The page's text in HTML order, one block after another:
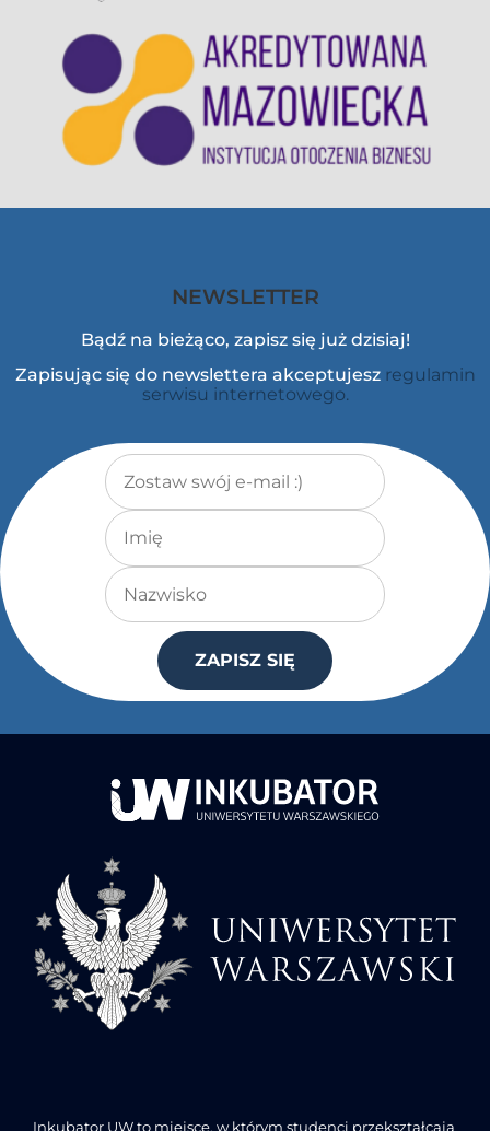
NEWSLETTER
Bądź na bieżąco, zapisz się już dzisiaj!
Zapisując się do newslettera akceptujesz regulamin
serwisu internetowego.
Adres e-mail*
Imię
Nazwisko
ZAPISZ SIĘ
Inkubator UW to miejsce, w którym studenci przekształcają